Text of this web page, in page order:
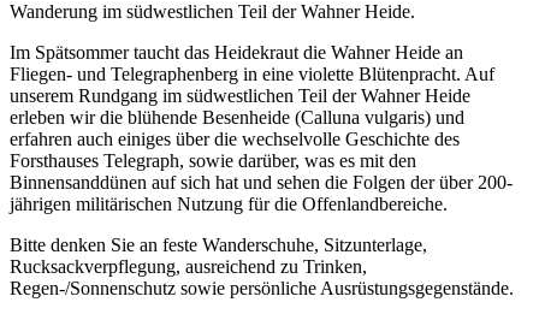
Wanderung im südwestlichen Teil der Wahner Heide.
Im Spätsommer taucht das Heidekraut die Wahner Heide an
Fliegen- und Telegraphenberg in eine violette Blütenpracht. Auf
unserem Rundgang im südwestlichen Teil der Wahner Heide
erleben wir die blühende Besenheide (Calluna vulgaris) und
erfahren auch einiges über die wechselvolle Geschichte des
Forsthauses Telegraph, sowie darüber, was es mit den
Binnensanddünen auf sich hat und sehen die Folgen der über 200-
jährigen militärischen Nutzung für die Offenlandbereiche.
Bitte denken Sie an feste Wanderschuhe, Sitzunter­lage,
Rucksackverpflegung, ausreichend zu Trinken,
Regen-/Sonnenschutz sowie persönliche Ausrüstungsgegenstände.